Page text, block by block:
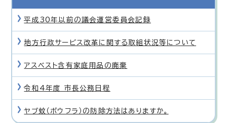
平成30年以前の議会運営委員会記録
地方行政サービス改革に関する取組状況等について
アスベスト含有家庭用品の廃棄
令和4年度 市長公務日程
ヤブ蚊（ボウフラ）の防除方法はありますか。